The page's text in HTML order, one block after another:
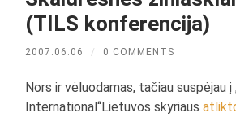
(TILS konferencija)
2007.06.06 / 0 COMMENTS
Nors ir vėluodamas, tačiau suspėjau į
International“Lietuvos skyriaus